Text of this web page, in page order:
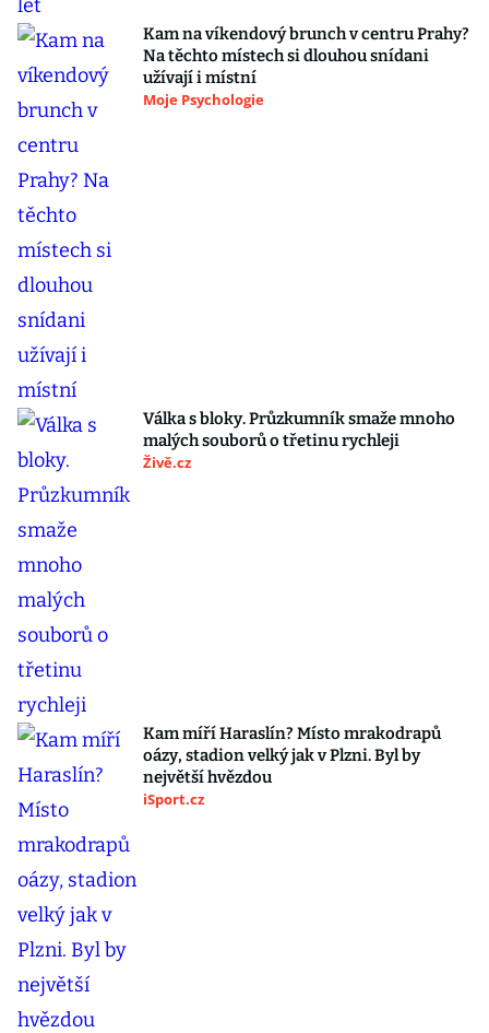
Kam na víkendový brunch v centru Prahy?
Na těchto místech si dlouhou snídani
užívají i místní
Moje Psychologie
Válka s bloky. Průzkumník smaže mnoho
malých souborů o třetinu rychleji
Živě.cz
Kam míří Haraslín? Místo mrakodrapů
oázy, stadion velký jak v Plzni. Byl by
největší hvězdou
iSport.cz